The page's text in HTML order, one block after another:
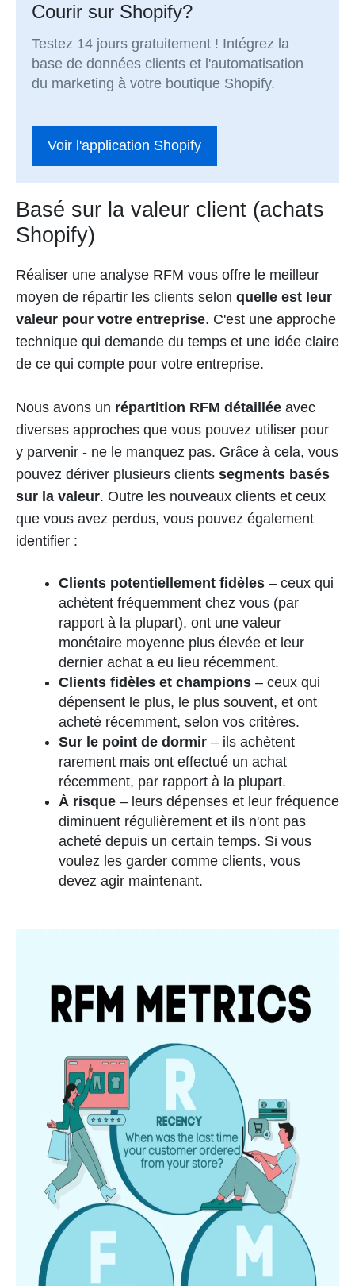
Courir sur Shopify?
Testez 14 jours gratuitement ! Intégrez la
base de données clients et l'automatisation
du marketing à votre boutique Shopify.
Voir l'application Shopify
Basé sur la valeur client (achats
Shopify)
Réaliser une analyse RFM vous offre le meilleur
moyen de répartir les clients selon quelle est leur
valeur pour votre entreprise. C'est une approche
technique qui demande du temps et une idée claire
de ce qui compte pour votre entreprise.
Nous avons un répartition RFM détaillée avec
diverses approches que vous pouvez utiliser pour
y parvenir - ne le manquez pas. Grâce à cela, vous
pouvez dériver plusieurs clients segments basés
sur la valeur. Outre les nouveaux clients et ceux
que vous avez perdus, vous pouvez également
identifier :
Clients potentiellement fidèles – ceux qui
achètent fréquemment chez vous (par
rapport à la plupart), ont une valeur
monétaire moyenne plus élevée et leur
dernier achat a eu lieu récemment.
Clients fidèles et champions – ceux qui
dépensent le plus, le plus souvent, et ont
acheté récemment, selon vos critères.
Sur le point de dormir – ils achètent
rarement mais ont effectué un achat
récemment, par rapport à la plupart.
À risque – leurs dépenses et leur fréquence
diminuent régulièrement et ils n'ont pas
acheté depuis un certain temps. Si vous
voulez les garder comme clients, vous
devez agir maintenant.